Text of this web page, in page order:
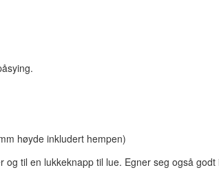
høyde inkludert hempen)
til en lukkeknapp til lue. Egner seg også godt